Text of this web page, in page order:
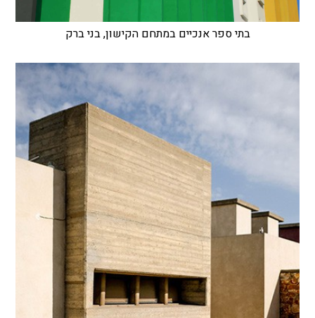
בתי ספר אנכיים במתחם הקישון, בני ברק